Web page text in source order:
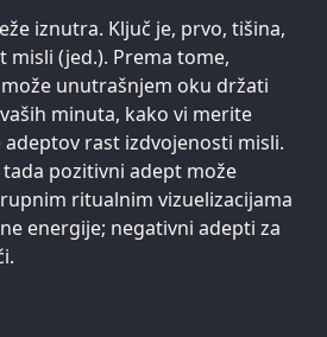
iznutra. Ključ je, prvo, tišina,
misli (jed.). Prema tome,
unutrašnjem oku držati
minuta, kako vi merite
rast izdvojenosti misli.
pozitivni adept može
ritualnim vizuelizacijama
energije; negativni adepti za